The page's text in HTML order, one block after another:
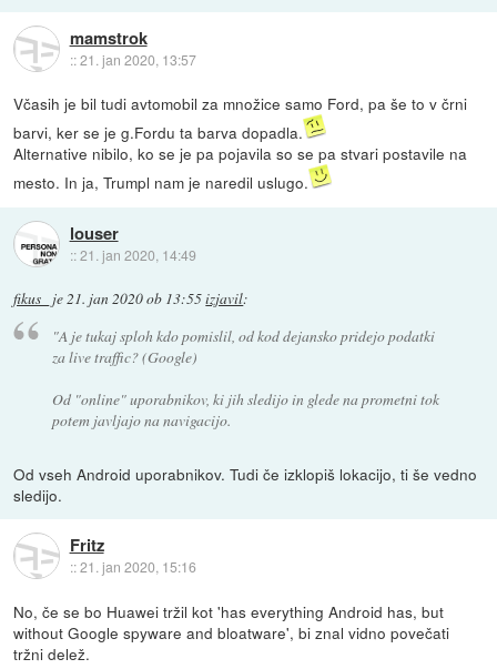
mamstrok
::21. jan 2020, 13:57
Včasih je bil tudi avtomobil za množice samo Ford, pa še to v črni
barvi, ker se je g.Fordu ta barva dopadla.
Alternative nibilo, ko se je pa pojavila so se pa stvari postavile na
mesto. In ja, Trumpl nam je naredil uslugo.
louser
::21. jan 2020, 14:49
fikus_ je21. jan 2020 ob 13:55izjavil:
"A je tukaj sploh kdo pomislil, od kod dejansko pridejo podatki
za live traffic?(Google)
Od "online" uporabnikov, ki jih sledijo in glede na prometni tok
potem javljajo na navigacijo.
Od vseh Android uporabnikov. Tudi če izklopiš lokacijo, ti še vedno
sledijo.
Fritz
::21. jan 2020, 15:16
No, če se bo Huawei tržil kot 'has everything Android has, but
without Google spyware and bloatware', bi znal vidno povečati
tržni delež.